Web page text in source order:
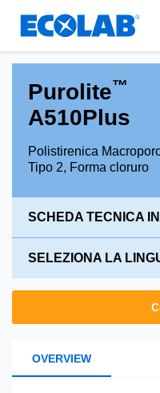
Resources
Settori
Nutraceuticals
Azienda
Purolite™
A510Plus
Polistirenica
Tipo 2, Forma cloruro
SCHEDA TECNICA
SELEZIONA LA
OVERVIEW